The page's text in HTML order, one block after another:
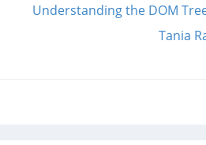
Understanding the DOM
Tania